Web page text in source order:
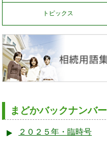
トピックス
まどかバックナンバー
２０２５年・臨時号